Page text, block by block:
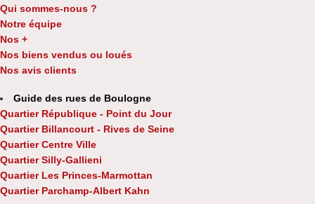
Qui sommes-nous ?
Notre équipe
Nos +
Nos biens vendus ou loués
Nos avis clients
Guide des rues de Boulogne
Quartier République - Point du Jour
Quartier Billancourt - Rives de Seine
Quartier Centre Ville
Quartier Silly-Gallieni
Quartier Les Princes-Marmottan
Quartier Parchamp-Albert Kahn